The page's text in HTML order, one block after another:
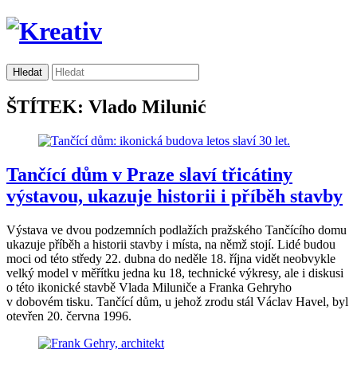
ŠTÍTEK: Vlado Milunić
Tančící dům v Praze slaví třicátiny
výstavou, ukazuje historii i příběh stavby
Výstava ve dvou podzemních podlažích pražského Tančícího domu
ukazuje příběh a historii stavby i místa, na němž stojí. Lidé budou
moci od této středy 22. dubna do neděle 18. října vidět neobvykle
velký model v měřítku jedna ku 18, technické výkresy, ale i diskusi
o této ikonické stavbě Vlada Miluniče a Franka Gehryho
v dobovém tisku. Tančící dům, u jehož zrodu stál Václav Havel, byl
otevřen 20. června 1996.